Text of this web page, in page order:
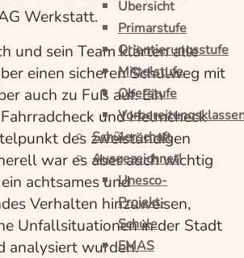
Übersicht
Primarstufe
Orientierungsstufe
Mittelstufe
Oberstufe
Schülerschaft
Ausgezeichnet!
Unesco-
Projekt-
Schule
EMAS
Werkstatt.
und sein Team klärten alle
einen sicheren Schulweg mit
auch zu Fuß auf. Ein
und Helmcheck
des zweistündigen
war es aber auch wichtig
achtsames und
Verhalten hinzuweisen,
Unfallsituationen in der Stadt
analysiert wurden.